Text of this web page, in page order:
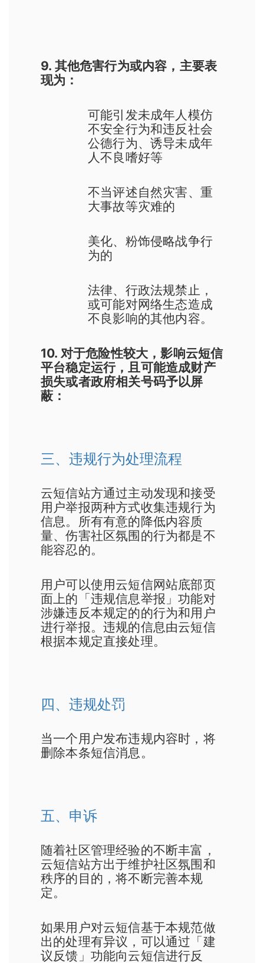
9. 其他危害行为或内容，主要表
现为：
可能引发未成年人模仿
不安全行为和违反社会
公德行为、诱导未成年
人不良嗜好等
不当评述自然灾害、重
大事故等灾难的
美化、粉饰侵略战争行
为的
法律、行政法规禁止，
或可能对网络生态造成
不良影响的其他内容。
10. 对于危险性较大，影响云短信
平台稳定运行，且可能造成财产
损失或者政府相关号码予以屏
蔽：
三、违规行为处理流程
云短信站方通过主动发现和接受
用户举报两种方式收集违规行为
信息。所有有意的降低内容质
量、伤害社区氛围的行为都是不
能容忍的。
用户可以使用云短信网站底部页
面上的「违规信息举报」功能对
涉嫌违反本规定的的行为和用户
进行举报。违规的信息由云短信
根据本规定直接处理。
四、违规处罚
当一个用户发布违规内容时，将
删除本条短信消息。
五、申诉
随着社区管理经验的不断丰富，
云短信站方出于维护社区氛围和
秩序的目的，将不断完善本规
定。
如果用户对云短信基于本规范做
出的处理有异议，可以通过「建
议反馈」功能向云短信进行反